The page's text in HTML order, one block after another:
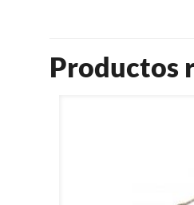
Productos